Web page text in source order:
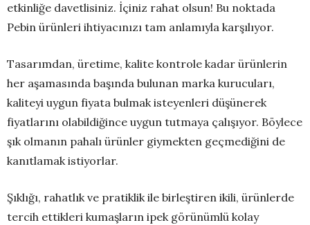
etkinliğe davetlisiniz. İçiniz rahat olsun! Bu noktada
Pebin ürünleri ihtiyacınızı tam anlamıyla karşılıyor.
Tasarımdan, üretime, kalite kontrole kadar ürünlerin
her aşamasında başında bulunan marka kurucuları,
kaliteyi uygun fiyata bulmak isteyenleri düşünerek
fiyatlarını olabildiğince uygun tutmaya çalışıyor. Böylece
şık olmanın pahalı ürünler giymekten geçmediğini de
kanıtlamak istiyorlar.
Şıklığı, rahatlık ve pratiklik ile birleştiren ikili, ürünlerde
tercih ettikleri kumaşların ipek görünümlü kolay